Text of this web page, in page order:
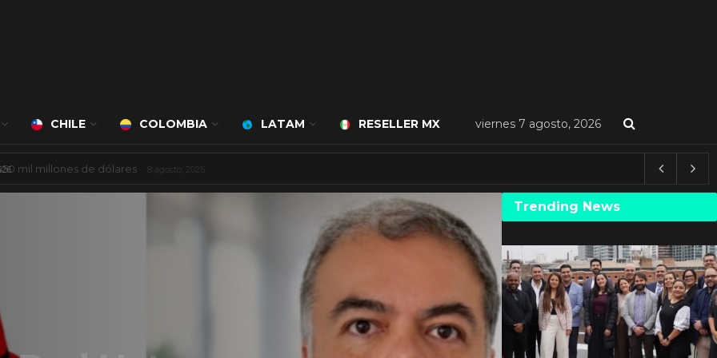
CHILE COLOMBIA LATAM RESELLER MX viernes 7 agosto, 2026
a cargo de Bert Milan 24 marzo, 2026
Trending News